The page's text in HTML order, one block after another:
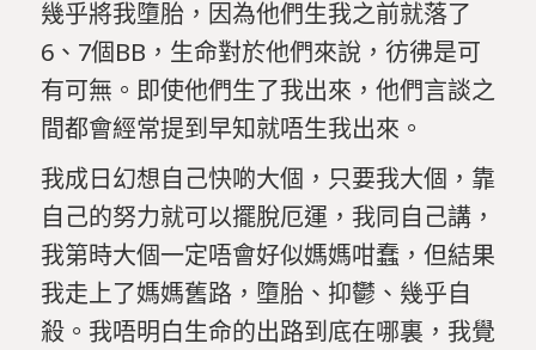
幾乎將我墮胎，因為他們生我之前就落了
6、7個BB，生命對於他們來說，彷彿是可
有可無。即使他們生了我出來，他們言談之
間都會經常提到早知就唔生我出來。
我成日幻想自己快啲大個，只要我大個，靠
自己的努力就可以擺脫厄運，我同自己講，
我第時大個一定唔會好似媽媽咁蠢，但結果
我走上了媽媽舊路，墮胎、抑鬱、幾乎自
殺。我唔明白生命的出路到底在哪裏，我覺